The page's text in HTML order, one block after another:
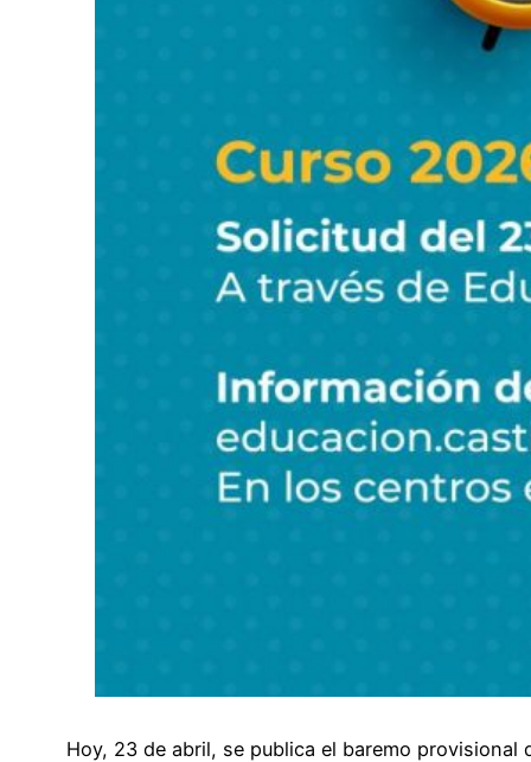
Hoy, 23 de abril, se publica el baremo